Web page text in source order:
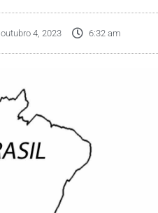
outubro 4, 2023 6:32 am